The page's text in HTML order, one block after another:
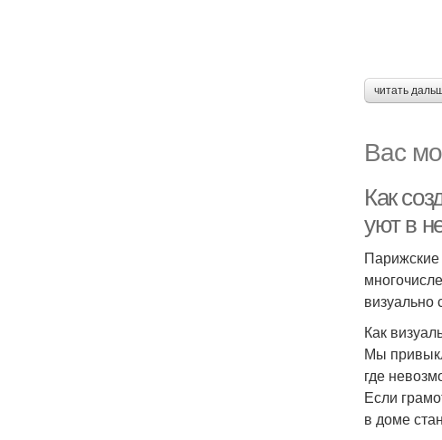
читать
Вас
Как
уют в
Парижские
визуально
Как
Мы
где
Если
в доме